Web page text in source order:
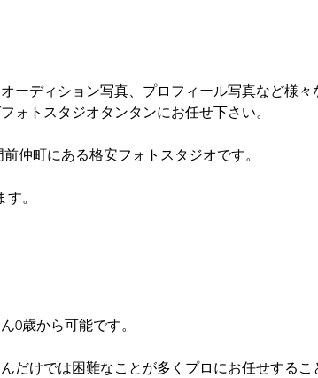
ーディション写真、プロフィール写真など様々
ォトスタジオタンタンにお任せ下さい。
仲町にある格安フォトスタジオです。
。
0歳から可能です。
だけでは困難なことが多くプロにお任せするこ